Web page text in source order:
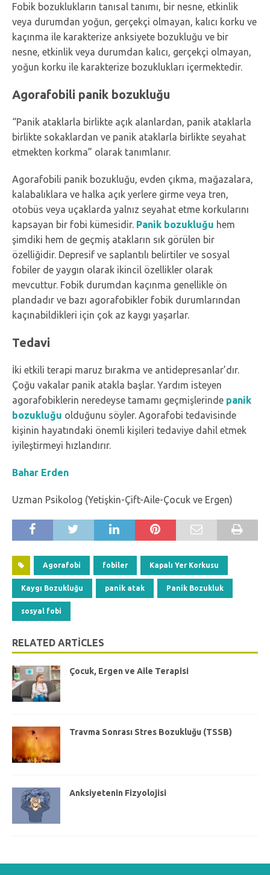
Fobik bozuklukların tanısal tanımı, bir nesne, etkinlik
veya durumdan yoğun, gerçekçi olmayan, kalıcı korku ve
kaçınma ile karakterize anksiyete bozukluğu ve bir
nesne, etkinlik veya durumdan kalıcı, gerçekçi olmayan,
yoğun korku ile karakterize bozuklukları içermektedir.
Agorafobili panik bozukluğu
“Panik ataklarla birlikte açık alanlardan, panik ataklarla
birlikte sokaklardan ve panik ataklarla birlikte seyahat
etmekten korkma” olarak tanımlanır.
Agorafobili panik bozukluğu, evden çıkma, mağazalara,
kalabalıklara ve halka açık yerlere girme veya tren,
otobüs veya uçaklarda yalnız seyahat etme korkularını
kapsayan bir fobi kümesidir. Panik bozukluğu hem
şimdiki hem de geçmiş atakların sık görülen bir
özelliğidir. Depresif ve saplantılı belirtiler ve sosyal
fobiler de yaygın olarak ikincil özellikler olarak
mevcuttur. Fobik durumdan kaçınma genellikle ön
plandadır ve bazı agorafobikler fobik durumlarından
kaçınabildikleri için çok az kaygı yaşarlar.
Tedavi
İki etkili terapi maruz bırakma ve antidepresanlar’dır.
Çoğu vakalar panik atakla başlar. Yardım isteyen
agorafobiklerin neredeyse tamamı geçmişlerinde panik
bozukluğu olduğunu söyler. Agorafobi tedavisinde
kişinin hayatındaki önemli kişileri tedaviye dahil etmek
iyileştirmeyi hızlandırır.
Bahar Erden
Uzman Psikolog (Yetişkin-Çift-Aile-Çocuk ve Ergen)
Agorafobi fobiler Kapalı Yer Korkusu
Kaygı Bozukluğu panik atak Panik Bozukluk
sosyal fobi
RELATED ARTICLES
Çocuk, Ergen ve Aile Terapisi
Travma Sonrası Stres Bozukluğu (TSSB)
Anksiyetenin Fizyolojisi